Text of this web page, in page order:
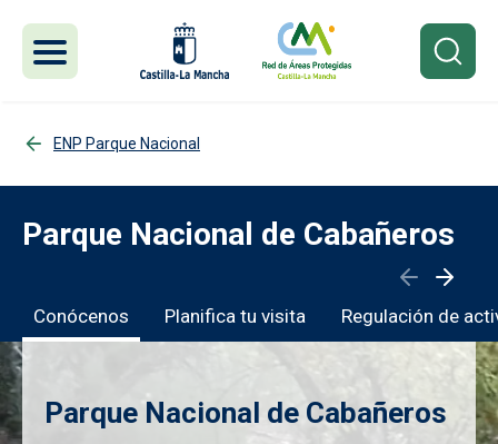
ENP Parque Nacional
Parque Nacional de Cabañeros
Conócenos Planifica tu visita Regulación de
Parque Nacional de Cabañeros